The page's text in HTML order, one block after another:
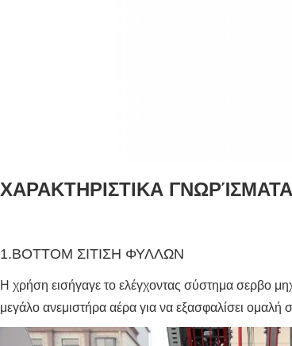
ΧΑΡΑΚΤΗΡΙΣΤΙΚΑ ΓΝΩΡΊΣΜΑΤΑ
1.BOTTOM ΣΙΤΙΣΗ ΦΥΛΛΩΝ
Η χρήση εισήγαγε το ελέγχοντας σύστημα σερβο
μεγάλο ανεμιστήρα αέρα για να εξασφαλίσει ομαλή